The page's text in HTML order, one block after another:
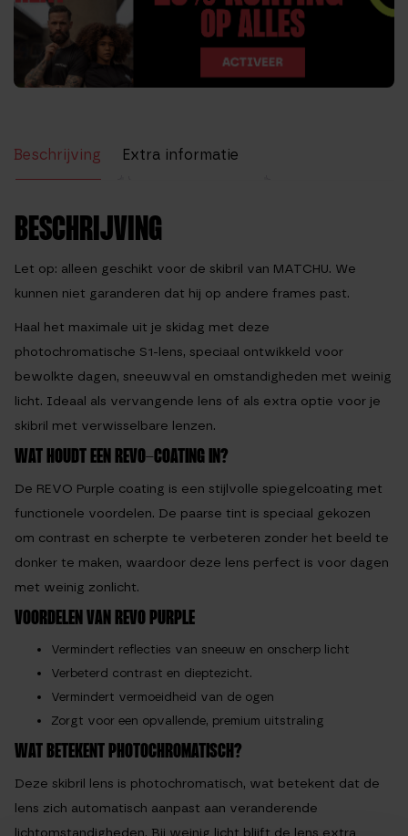
Beschrijving
Extra informatie
BESCHRIJVING
Let op: alleen geschikt voor de skibril van MATCHU. We
kunnen niet garanderen dat hij op andere frames past.
Haal het maximale uit je skidag met deze
photochromatische S1-lens, speciaal ontwikkeld voor
bewolkte dagen, sneeuwval en omstandigheden met weinig
licht. Ideaal als vervangende lens of als extra optie voor je
skibril met verwisselbare lenzen.
WAT HOUDT EEN REVO-COATING IN?
De REVO Purple coating is een stijlvolle spiegelcoating met
functionele voordelen. De paarse tint is speciaal gekozen
om contrast en scherpte te verbeteren zonder het beeld te
donker te maken, waardoor deze lens perfect is voor dagen
met weinig zonlicht.
VOORDELEN VAN REVO PURPLE
Vermindert reflecties van sneeuw en onscherp licht
Verbeterd contrast en dieptezicht.
Vermindert vermoeidheid van de ogen
Zorgt voor een opvallende, premium uitstraling
WAT BETEKENT PHOTOCHROMATISCH?
Deze skibril lens is photochromatisch, wat betekent dat de
lens zich automatisch aanpast aan veranderende
lichtomstandigheden. Bij weinig licht blijft de lens extra